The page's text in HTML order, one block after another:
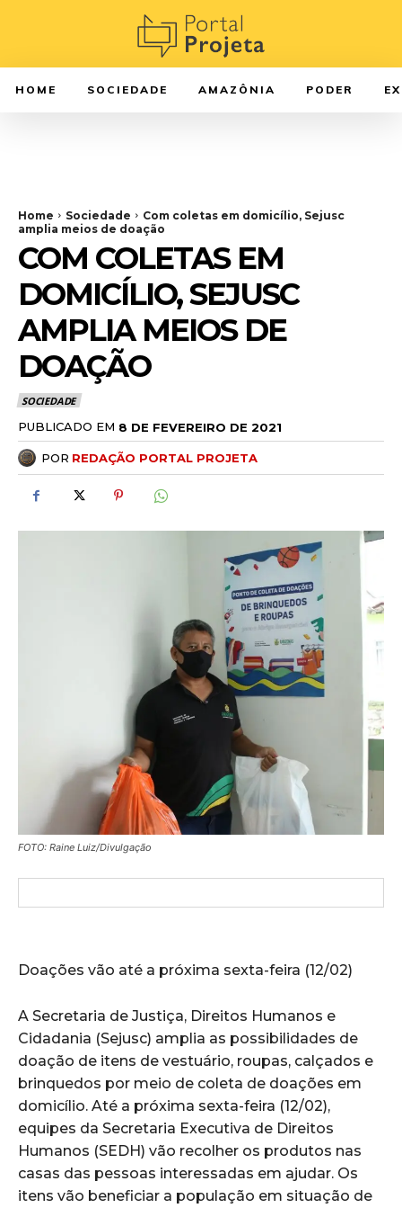
HOME SOCIEDADE AMAZÔNIA PODER
Home Sociedade
Com coletas em domicílio, Sejusc
amplia meios de doação
COM COLETAS EM
DOMICÍLIO, SEJUSC
AMPLIA MEIOS DE
DOAÇÃO
SOCIEDADE
PUBLICADO EM 8 DE FEVEREIRO DE 2021
POR REDAÇÃO PORTAL PROJETA
FOTO: Raine Luiz/Divulgação
Doações vão até a próxima sexta-feira (12/02)
A Secretaria de Justiça, Direitos Humanos e
Cidadania (Sejusc) amplia as possibilidades de
doação de itens de vestuário, roupas, calçados e
brinquedos por meio de coleta de doações em
domicílio. Até a próxima sexta-feira (12/02),
equipes da Secretaria Executiva de Direitos
Humanos (SEDH) vão recolher os produtos nas
casas das pessoas interessadas em ajudar. Os
itens vão beneficiar a população em situação de